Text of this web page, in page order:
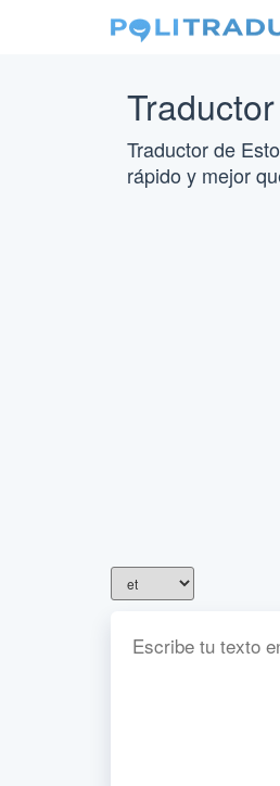
Traductor de
rápido y mejor